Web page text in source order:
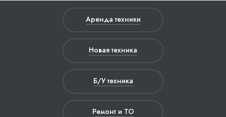
Аренда техники
Новая техника
Б/У техника
Ремонт и ТО